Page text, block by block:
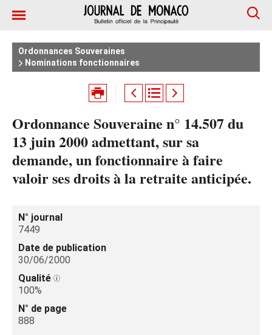
Ordonnances Souveraines
Nominations fonctionnaires
Ordonnance Souveraine n° 14.507 du
13 juin 2000 admettant, sur sa
demande, un fonctionnaire à faire
valoir ses droits à la retraite anticipée.
N° journal
7449
Date de publication
30/06/2000
Qualité
100%
N° de page
888